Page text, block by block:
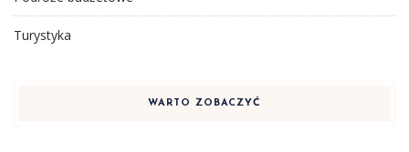
Turystyka
WARTO ZOBACZYĆ